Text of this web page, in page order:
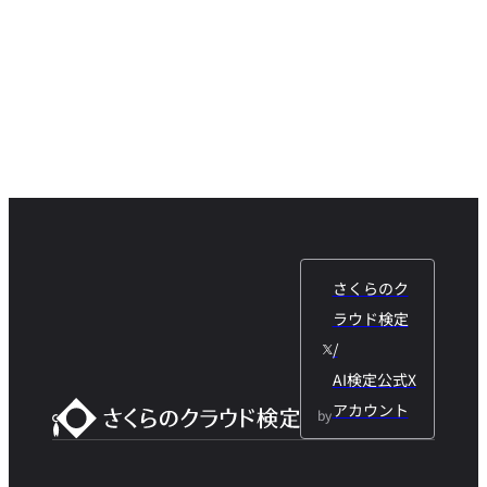
by
さくらのク
ラウド検定
/
AI検定公式X
アカウント